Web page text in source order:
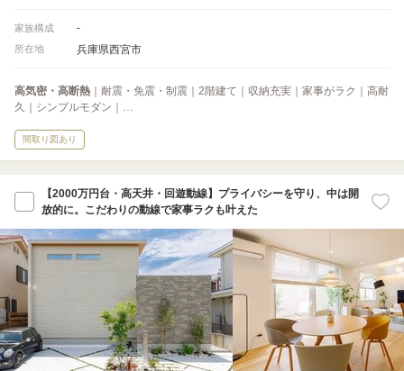
家族構成 -
所在地 兵庫県西宮市
高気密・高断熱 ｜耐震・免震・制震｜2階建て｜収納充実｜家事がラク｜高耐
久｜シンプルモダン｜…
間取り図あり
【2000万円台・高天井・回遊動線】プライバシーを守り、中は開
放的に。こだわりの動線で家事ラクも叶えた